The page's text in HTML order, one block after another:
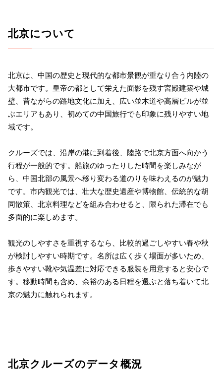
北京について
北京は、中国の歴史と現代的な都市景観が重なり合う内陸の
大都市です。皇帝の都として栄えた面影を残す宮殿建築や城
壁、昔ながらの路地文化に加え、広い並木道や高層ビルが並
ぶエリアもあり、初めての中国旅行でも印象に残りやすい地
域です。
クルーズでは、沿岸の港に到着後、陸路で北京方面へ向かう
行程が一般的です。船旅のゆったりした時間を楽しみなが
ら、中国北部の風景へ移り変わる道のりを味わえるのが魅力
です。市内観光では、壮大な歴史遺産や博物館、伝統的な胡
同散策、北京料理などを組み合わせると、限られた滞在でも
多面的に楽しめます。
観光のしやすさを重視するなら、比較的過ごしやすい春や秋
が検討しやすい時期です。名所は広く歩く場面が多いため、
歩きやすい靴や気温差に対応できる服装を用意すると安心で
す。移動時間も含め、余裕のある日程を選ぶと落ち着いて北
京の魅力に触れられます。
北京クルーズのデータ概況